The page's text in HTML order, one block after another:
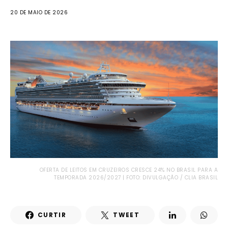
20 DE MAIO DE 2026
OFERTA DE LEITOS EM CRUZEIROS CRESCE 24% NO BRASIL PARA A
TEMPORADA 2026/2027 | FOTO: DIVULGAÇÃO / CLIA BRASIL
CURTIR TWEET